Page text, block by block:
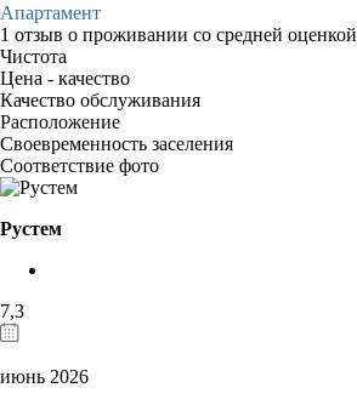
Апартамент
1 отзыв о проживании со средней оценкой
Чистота
Цена - качество
Качество обслуживания
Расположение
Своевременность заселения
Соответствие фото
Рустем
7,3
июнь 2026